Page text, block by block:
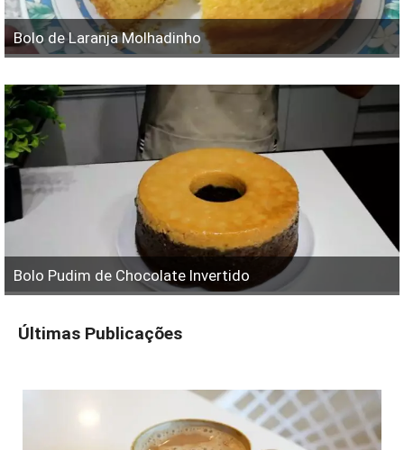
Bolo de Laranja Molhadinho
Bolo Pudim de Chocolate Invertido
Últimas Publicações